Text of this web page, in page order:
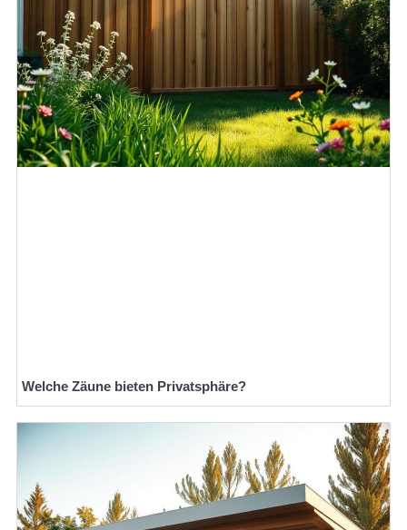
Welche Zäune bieten Privatsphäre?